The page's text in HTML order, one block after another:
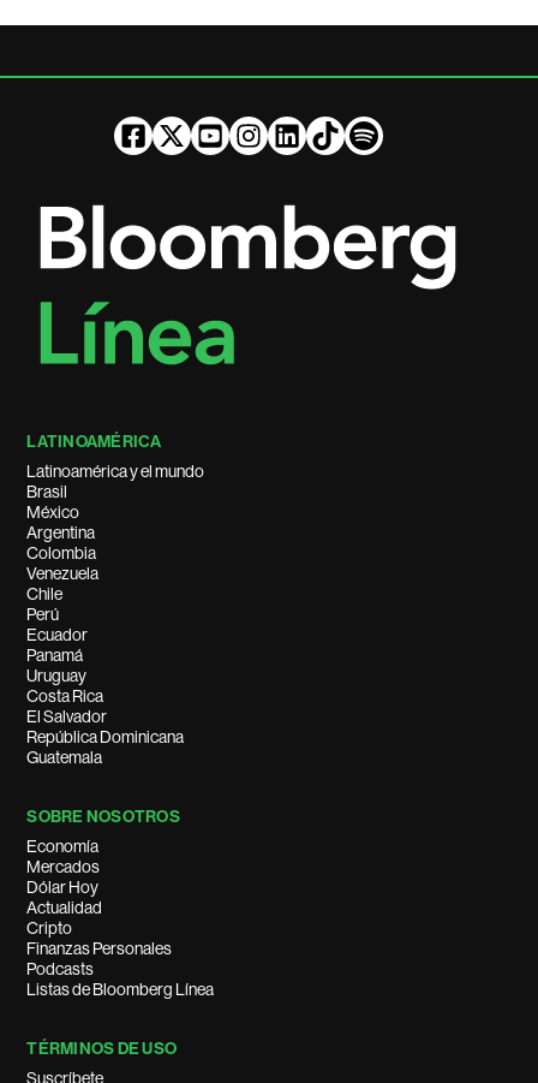
LATINOAMÉRICA
Latinoamérica y el mundo
Brasil
México
Argentina
Colombia
Venezuela
Chile
Perú
Ecuador
Panamá
Uruguay
Costa Rica
El Salvador
República Dominicana
Guatemala
SOBRE NOSOTROS
Economía
Mercados
Dólar Hoy
Actualidad
Cripto
Finanzas Personales
Podcasts
Listas de Bloomberg Línea
TÉRMINOS DE USO
Suscríbete